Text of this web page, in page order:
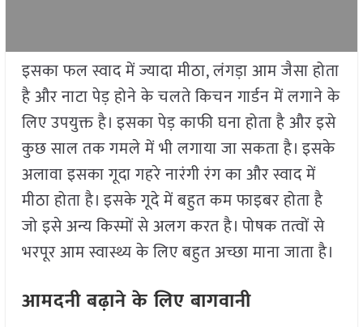
इसका फल स्वाद में ज्यादा मीठा,लंगड़ा आम जैसा होता
है और नाटा पेड़ होने के चलते किचन गार्डन में लगाने के
लिए उपयुक्त है। इसका पेड़ काफी घना होता है और इसे
कुछ साल तक गमले में भी लगाया जा सकता है। इसके
अलावा इसका गूदा गहरे नारंगी रंग का और स्वाद में
मीठा होता है। इसके गूदे में बहुत कम फाइबर होता है
जो इसे अन्य किस्मों से अलग करत है। पोषक तत्वों से
भरपूर आम स्वास्थ्य के लिए बहुत अच्छा माना जाता है।
आमदनी बढ़ाने के लिए बागवानी